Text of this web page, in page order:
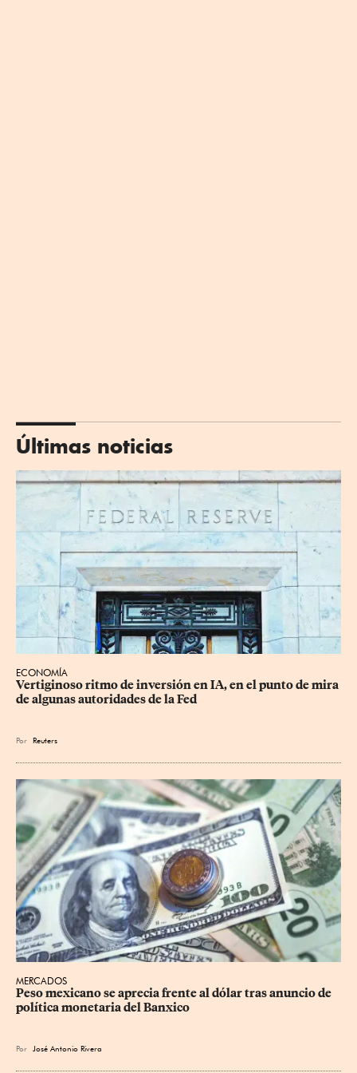
Últimas noticias
ECONOMÍA
Vertiginoso ritmo de inversión en IA, en el punto de mira
de algunas autoridades de la Fed
Por Reuters
MERCADOS
Peso mexicano se aprecia frente al dólar tras anuncio de
política monetaria del Banxico
Por José Antonio Rivera